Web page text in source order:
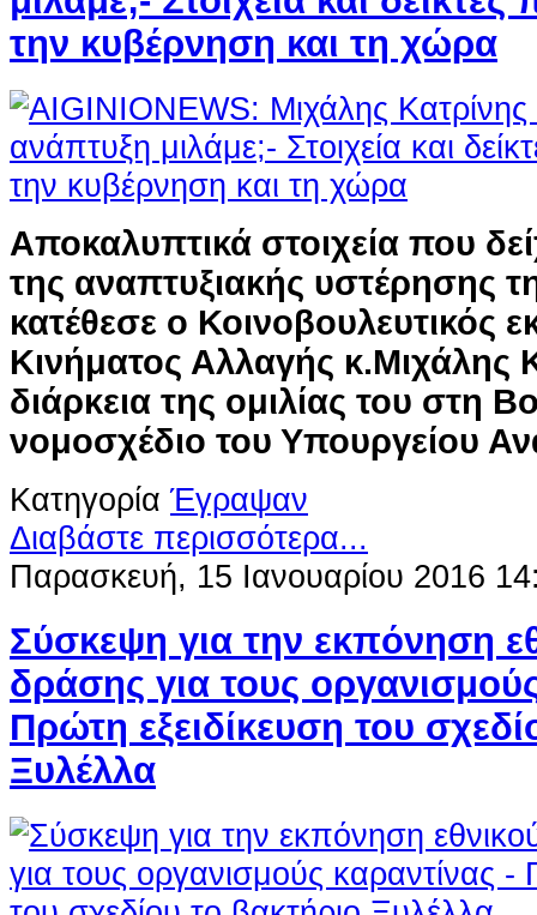
την κυβέρνηση και τη χώρα
Αποκαλυπτικά στοιχεία που
της αναπτυξιακής υστέρησης
κατέθεσε ο Κοινοβουλευτικός
Κινήματος Αλλαγής κ.Μιχάλης
διάρκεια της ομιλίας του στη
νομοσχέδιο του Υπουργείου
Κατηγορία Έγραψαν
Διαβάστε περισσότερα...
Παρασκευή, 15 Ιανουαρίου 2016
Σύσκεψη για την εκπόνηση
δράσης για τους
Πρώτη εξειδίκευση του
Ξυλέλλα